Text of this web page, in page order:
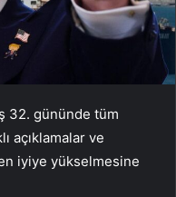
32. gününde tüm
açıklamalar ve
iyiye yükselmesine